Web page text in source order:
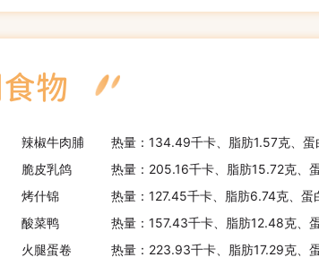
辣椒牛肉脯
热量：134.49千卡、脂肪1.57克、
脆皮乳鸽
热量：205.16千卡、脂肪15.72克、
烤什锦
热量：127.45千卡、脂肪6.74克、
酸菜鸭
热量：157.43千卡、脂肪12.48克、
火腿蛋卷
热量：223.93千卡、脂肪17.29克、